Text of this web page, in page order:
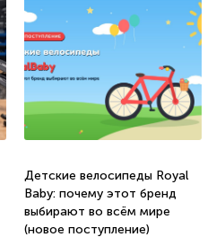
Детские велосипеды Royal
Baby: почему этот бренд
выбирают во всём мире
(новое поступление)